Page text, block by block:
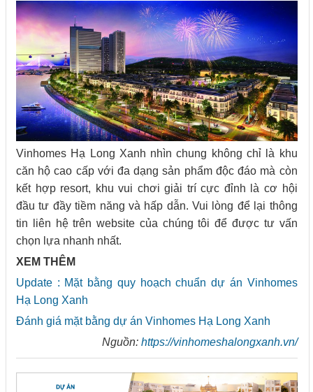
Vinhomes Hạ Long Xanh nhìn chung không chỉ là khu
căn hộ cao cấp với đa dạng sản phẩm độc đáo mà còn
kết hợp resort, khu vui chơi giải trí cực đỉnh là cơ hội
đầu tư đầy tiềm năng và hấp dẫn. Vui lòng để lại thông
tin liên hệ trên website của chúng tôi để được tư vấn
chọn lựa nhanh nhất.
XEM THÊM
Update : Mặt bằng quy hoạch chuẩn dự án Vinhomes
Hạ Long Xanh
Đánh giá mặt bằng dự án Vinhomes Hạ Long Xanh
Nguồn: https://vinhomeshalongxanh.vn/